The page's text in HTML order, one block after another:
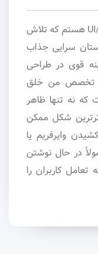
من یک طراح محصول و متخصص UI/UX هستم که تلاش
سرایی جذاب
قوی در طراحی
تخصص من خلق
که نه تنها ظاهر
شکل ممکن
وایرفریم یا
در حال نوشتن
کاربران را